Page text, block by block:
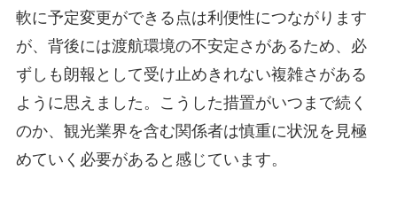
軟に予定変更ができる点は利便性につながります
が、背後には渡航環境の不安定さがあるため、必
ずしも朗報として受け止めきれない複雑さがある
ように思えました。こうした措置がいつまで続く
のか、観光業界を含む関係者は慎重に状況を見極
めていく必要があると感じています。